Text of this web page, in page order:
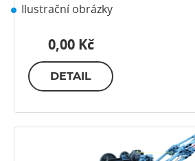
Ilustrační obrázky
0,00 Kč
DETAIL